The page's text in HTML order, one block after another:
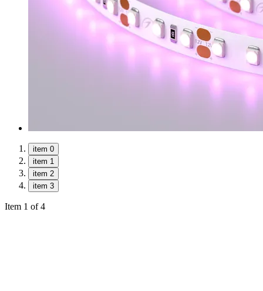
item 0
item 1
item 2
item 3
Item 1 of 4